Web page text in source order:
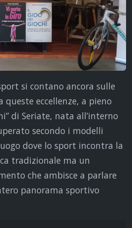
si contano ancora sulle
eccellenze, a pieno
di Seriate, nata all’interno
secondo i modelli
dove lo sport incontra la
tradizionale ma un
che ambisce a parlare
panorama sportivo